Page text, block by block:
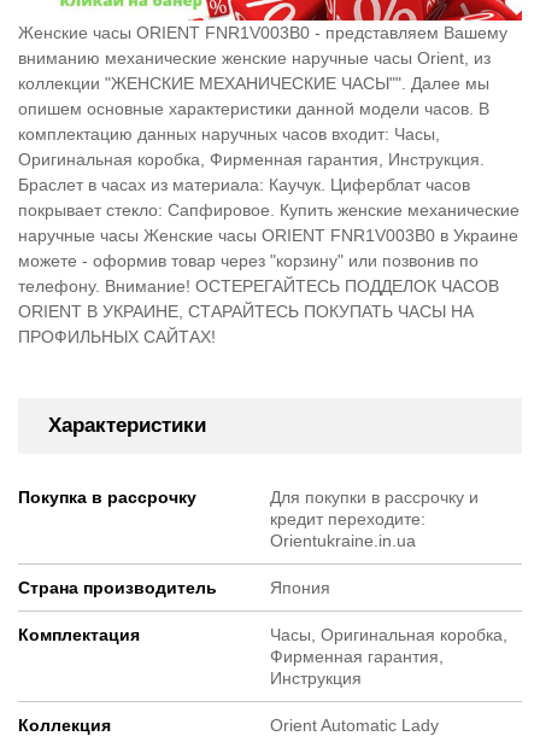
Женские часы ORIENT FNR1V003B0 - представляем Вашему
вниманию механические женские наручные часы Orient, из
коллекции "ЖЕНСКИЕ МЕХАНИЧЕСКИЕ ЧАСЫ"". Далее мы
опишем основные характеристики данной модели часов. В
комплектацию данных наручных часов входит: Часы,
Оригинальная коробка, Фирменная гарантия, Инструкция.
Браслет в часах из материала: Каучук. Циферблат часов
покрывает стекло: Сапфировое. Купить женские механические
наручные часы Женские часы ORIENT FNR1V003B0 в Украине
можете - оформив товар через "корзину" или позвонив по
телефону. Внимание! ОСТЕРЕГАЙТЕСЬ ПОДДЕЛОК ЧАСОВ
ORIENT В УКРАИНЕ, СТАРАЙТЕСЬ ПОКУПАТЬ ЧАСЫ НА
ПРОФИЛЬНЫХ САЙТАХ!
Характеристики
Покупка в рассрочку
Для покупки в рассрочку и
кредит переходите:
Orientukraine.in.ua
Страна производитель Япония
Комплектация
Часы, Оригинальная коробка,
Фирменная гарантия,
Инструкция
Коллекция Orient Automatic Lady